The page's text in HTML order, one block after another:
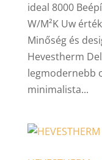
ideal 8000
W/M²K Uw
Minőség és
Hevestherm
legmodernebb
minimalista...